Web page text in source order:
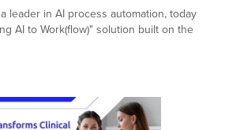
leader in AI process automation, today
AI to Work(flow)" solution built on the